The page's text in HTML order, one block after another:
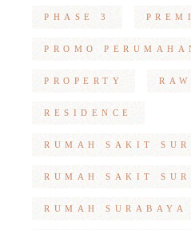
PHASE 3
PROMO
PROPERTY
RESIDENCE
RUMAH SAKIT
RUMAH SAKIT
RUMAH SURABAYA